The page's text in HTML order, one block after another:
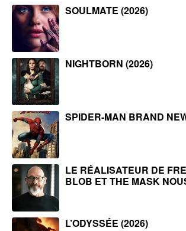
SOULMATE (2026)
NIGHTBORN (2026)
SPIDER-MAN BRAND
LE RÉALISATEUR DE
BLOB ET THE MASK
L’ODYSSÉE (2026)